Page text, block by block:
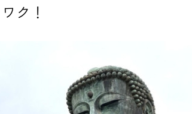
ク！